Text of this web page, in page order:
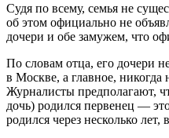
Судя по всему, семья не
об этом официально не
дочери и обе замужем, что
По словам отца, его дочери
в Москве, а главное, никогда
Журналисты предполагают,
дочь) родился первенец —
родился через несколько